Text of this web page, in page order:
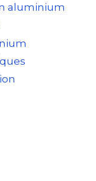
aluminium